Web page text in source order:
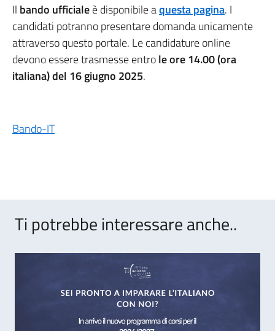
Il bando ufficialeè disponibile aquesta pagina. I
candidati potranno presentare domanda unicamente
attraverso questo portale. Le candidature online
devono essere trasmesse entrole ore 14.00 (ora
italiana) del 16 giugno 2025.
Bando-IT
Ti potrebbe interessare anche..